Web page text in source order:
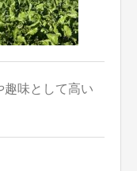
趣味として高い